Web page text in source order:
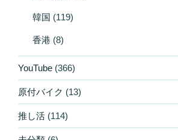
韓国 (119)
香港 (8)
YouTube (366)
原付バイク (13)
推し活 (114)